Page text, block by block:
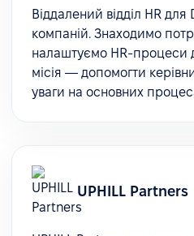
Віддалений відділ HR для
компаній. Знаходимо
налаштуємо HR-процеси
місія — допомогти
уваги на основних
UPHILL Partners